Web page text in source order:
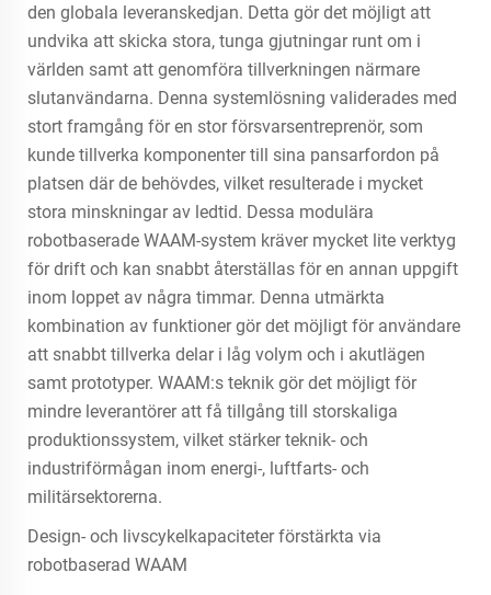
den globala leveranskedjan. Detta gör det möjligt att
undvika att skicka stora, tunga gjutningar runt om i
världen samt att genomföra tillverkningen närmare
slutanvändarna. Denna systemlösning validerades med
stort framgång för en stor försvarsentreprenör, som
kunde tillverka komponenter till sina pansarfordon på
platsen där de behövdes, vilket resulterade i mycket
stora minskningar av ledtid. Dessa modulära
robotbaserade WAAM-system kräver mycket lite verktyg
för drift och kan snabbt återställas för en annan uppgift
inom loppet av några timmar. Denna utmärkta
kombination av funktioner gör det möjligt för användare
att snabbt tillverka delar i låg volym och i akutlägen
samt prototyper. WAAM:s teknik gör det möjligt för
mindre leverantörer att få tillgång till storskaliga
produktionssystem, vilket stärker teknik- och
industriförmågan inom energi-, luftfarts- och
militärsektorerna.
Design- och livscykelkapaciteter förstärkta via
robotbaserad WAAM